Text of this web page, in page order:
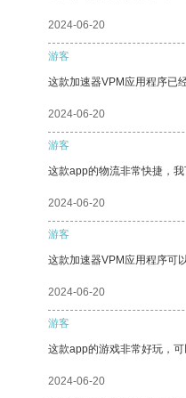
2024-06-20
游客
这款加速器VPM应用程序已
2024-06-20
游客
这款app的物流非常快捷，我
2024-06-20
游客
这款加速器VPM应用程序可
2024-06-20
游客
这款app的游戏非常好玩，可
2024-06-20